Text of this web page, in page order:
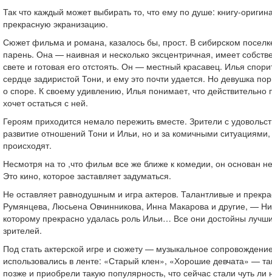
Так что каждый может выбирать то, что ему по душе: книгу-
прекрасную экранизацию.
Сюжет фильма и романа, казалось бы, прост. В сибирском
парень. Она — наивная и несколько эксцентричная, имеет
свете и готовая его отстоять. Он — местный красавец. Илья
сердце задиристой Тони, и ему это почти удается. Но девушка
о споре. К своему удивлению, Илья понимает, что
хочет остаться с ней.
Героям приходится немало пережить вместе. Зрители с
развитие отношений Тони и Ильи, но и за комичными
происходят.
Несмотря на то ,что фильм все же ближе к комедии, он основан
Это кино, которое заставляет задуматься.
Не оставляет равнодушным и игра актеров. Талантливые и
Румянцева, Люсьена Овчинникова, Инна Макарова и другие, —
которому прекрасно удалась роль Ильи… Все они достойны
зрителей.
Под стать актерской игре и сюжету — музыкальное
использовались в ленте: «Старый клен», «Хорошие девчата» —
позже и приобрели такую популярность, что сейчас стали чуть